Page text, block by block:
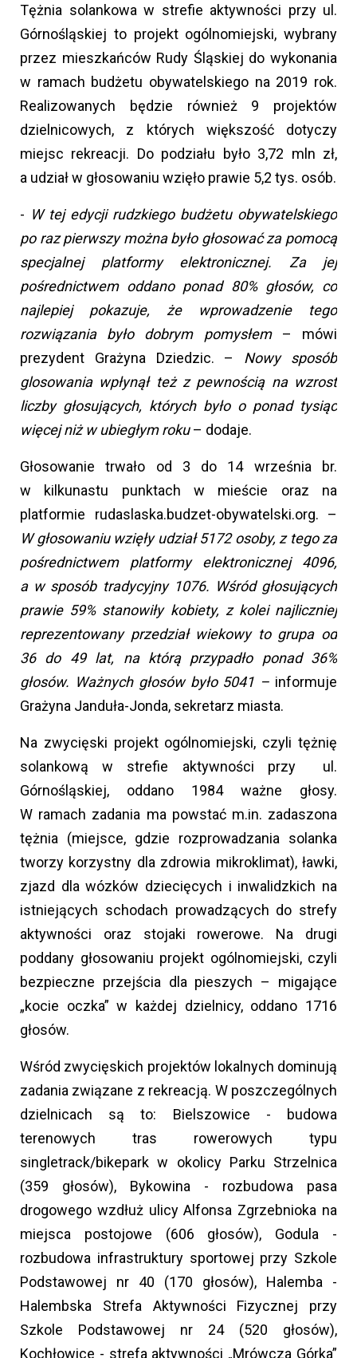
Tężnia solankowa w strefie aktywności przy ul.
Górnośląskiej to projekt ogólnomiejski, wybrany
przez mieszkańców Rudy Śląskiej do wykonania
w ramach budżetu obywatelskiego na 2019 rok.
Realizowanych będzie również 9 projektów
dzielnicowych, z których większość dotyczy
miejsc rekreacji. Do podziału było 3,72 mln zł,
a udział w głosowaniu wzięło prawie 5,2 tys. osób.
- W tej edycji rudzkiego budżetu obywatelskiego
po raz pierwszy można było głosować za pomocą
specjalnej platformy elektronicznej. Za jej
pośrednictwem oddano ponad 80% głosów, co
najlepiej pokazuje, że wprowadzenie tego
rozwiązania było dobrym pomysłem – mówi
prezydent Grażyna Dziedzic. – Nowy sposób
glosowania wpłynął też z pewnością na wzrost
liczby głosujących, których było o ponad tysiąc
więcej niż w ubiegłym roku– dodaje.
Głosowanie trwało od 3 do 14 września br.
w kilkunastu punktach w mieście oraz na
platformie rudaslaska.budzet-obywatelski.org. –
W głosowaniu wzięły udział 5172 osoby, z tego za
pośrednictwem platformy elektronicznej 4096,
a w sposób tradycyjny 1076. Wśród głosujących
prawie 59% stanowiły kobiety, z kolei najliczniej
reprezentowany przedział wiekowy to grupa od
36 do 49 lat, na którą przypadło ponad 36%
głosów. Ważnych głosów było 5041 – informuje
Grażyna Janduła-Jonda, sekretarz miasta.
Na zwycięski projekt ogólnomiejski, czyli tężnię
solankową w strefie aktywności przy ul.
Górnośląskiej, oddano 1984 ważne głosy.
W ramach zadania ma powstać m.in. zadaszona
tężnia (miejsce, gdzie rozprowadzania solanka
tworzy korzystny dla zdrowia mikroklimat), ławki,
zjazd dla wózków dziecięcych i inwalidzkich na
istniejących schodach prowadzących do strefy
aktywności oraz stojaki rowerowe. Na drugi
poddany głosowaniu projekt ogólnomiejski, czyli
bezpieczne przejścia dla pieszych – migające
„kocie oczka” w każdej dzielnicy, oddano 1716
głosów.
Wśród zwycięskich projektów lokalnych dominują
zadania związane z rekreacją. W poszczególnych
dzielnicach są to: Bielszowice - budowa
terenowych tras rowerowych typu
singletrack/bikepark w okolicy Parku Strzelnica
(359 głosów), Bykowina - rozbudowa pasa
drogowego wzdłuż ulicy Alfonsa Zgrzebnioka na
miejsca postojowe (606 głosów), Godula -
rozbudowa infrastruktury sportowej przy Szkole
Podstawowej nr 40 (170 głosów), Halemba -
Halembska Strefa Aktywności Fizycznej przy
Szkole Podstawowej nr 24 (520 głosów),
Kochłowice - strefa aktywności „Mrówcza Górka”